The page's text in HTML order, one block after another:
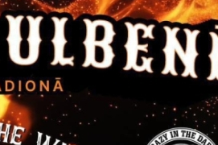
Projekti